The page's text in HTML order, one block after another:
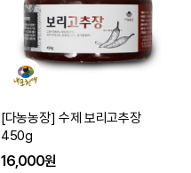
[다농농장] 수제 보리고추장
450g
16,000원